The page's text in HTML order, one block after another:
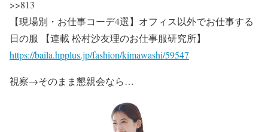
>>813
【現場別・お仕事コーデ4選】オフィス以外でお仕事する
日の服 【連載 松村沙友理のお仕事服研究所】
https://baila.hpplus.jp/fashion/kimawashi/59547
視察→そのまま懇親会なら…